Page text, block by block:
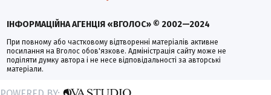
ІНФОРМАЦІЙНА АГЕНЦІЯ «ВГОЛОС» © 2002—2024
При повному або частковому відтворенні матеріалів активне
посилання на Вголос обов'язкове. Адміністрація сайту може не
поділяти думку автора і не несе відповідальності за авторські
матеріали.